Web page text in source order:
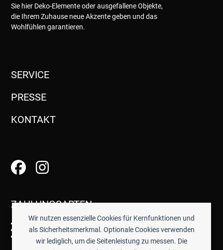
Wir nutzen essenzielle Cookies für Kernfunktionen und
als Sicherheitsmerkmal. Optionale Cookies verwenden
wir lediglich, um die Seitenleistung zu messen. Die
Sie hier Deko-Elemente oder ausgefallene Objekte,
die Ihrem Zuhause neue Akzente geben und das
Wohlfühlen garantieren.
SERVICE
PRESSE
KONTAKT
ZAHLUNGSARTEN